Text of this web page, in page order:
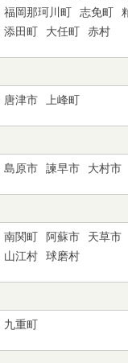
福岡那珂川町
志免町
添田町
大任町 赤村
唐津市 上峰町
島原市 諫早市 大村市
南関町 阿蘇市 天草市
山江村
球磨村
九重町